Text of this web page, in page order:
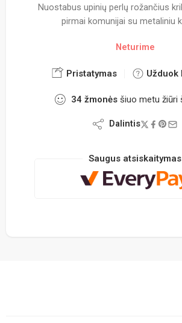
Nuostabus upinių perlų rožančius
pirmai komunijai su metaliniu
Neturime
Pristatymas Užduok
34 žmonės šiuo metu žiūri
Dalintis
Saugus atsiskaitymas